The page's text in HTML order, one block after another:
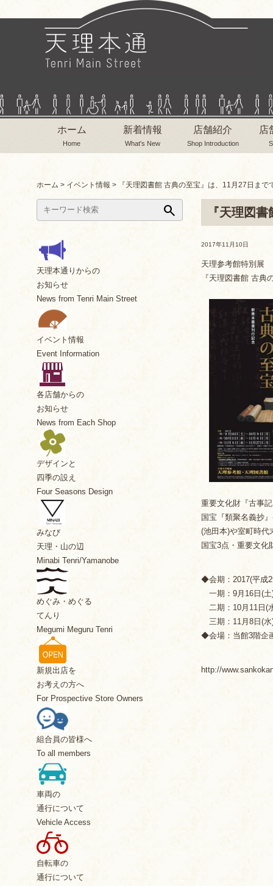
ホーム
Home
新着情報
What's New
店舗紹介
Shop Introduction
店
ホーム > イベント情報 > 『天理図書館 古典の至宝』は、11月27日まで
『天理図
2017年11月10日
天理参考館特別展
『天理図書館 古典
重要文化財『古事
国宝『類聚名義抄
(池田本)や室町時代
国宝3点・重要文化
◆会期：2017(平成
一期：9月16日(土
二期：10月11日(
三期：11月8日(水
◆会場：当館3階企
http://
search
天理本通りからの
お知らせ
News from Tenri Main Street
イベント情報
Event Information
各店舗からの
お知らせ
News from Each Shop
デザインと
四季の設え
Four Seasons Design
みなび
天理・山の辺
Minabi Tenri/Yamanobe
めぐみ・めぐる
てんり
Megumi Meguru Tenri
新規出店を
お考えの方へ
For Prospective Store Owners
組合員の皆様へ
To all members
車両の
通行について
Vehicle Access
自転車の
通行について